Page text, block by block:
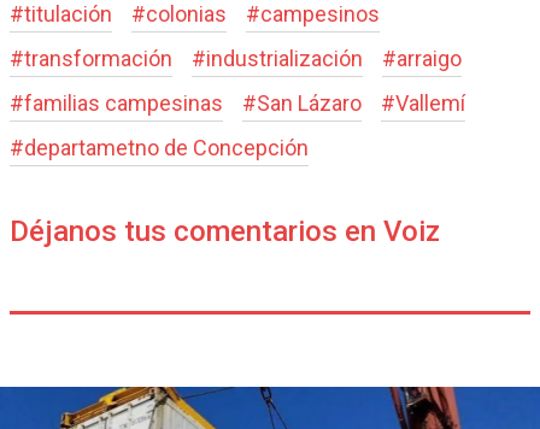
#titulación #colonias #campesinos
#transformación #industrialización #arraigo
#familias campesinas #San Lázaro #Vallemí
#departametno de Concepción
Déjanos tus comentarios en Voiz